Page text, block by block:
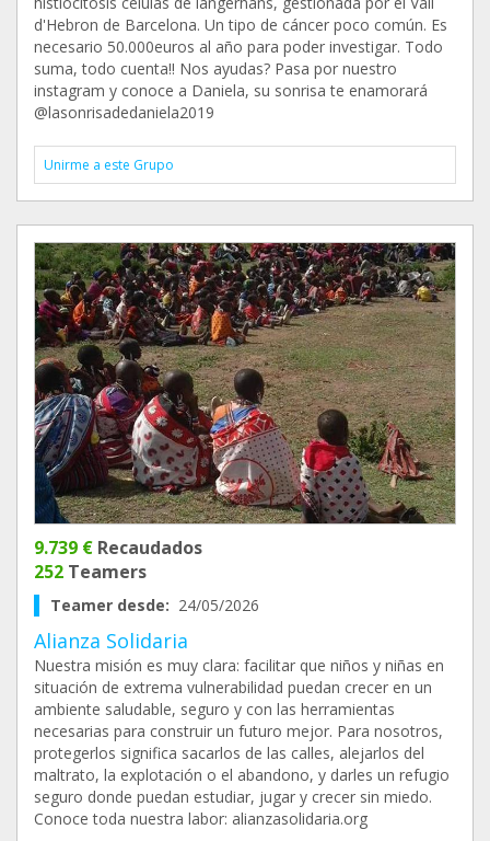
d'Hebron de Barcelona. Un tipo de cáncer poco común. Es
necesario 50.000euros al año para poder investigar. Todo
suma, todo cuenta!! Nos ayudas? Pasa por nuestro
instagram y conoce a Daniela, su sonrisa te enamorará
@lasonrisadedaniela2019
Unirme a este Grupo
9.739 € Recaudados
252 Teamers
Teamer desde: 24/05/2026
Alianza Solidaria
Nuestra misión es muy clara: facilitar que niños y niñas en
situación de extrema vulnerabilidad puedan crecer en un
ambiente saludable, seguro y con las herramientas
necesarias para construir un futuro mejor. Para nosotros,
protegerlos significa sacarlos de las calles, alejarlos del
maltrato, la explotación o el abandono, y darles un refugio
seguro donde puedan estudiar, jugar y crecer sin miedo.
Conoce toda nuestra labor: alianzasolidaria.org